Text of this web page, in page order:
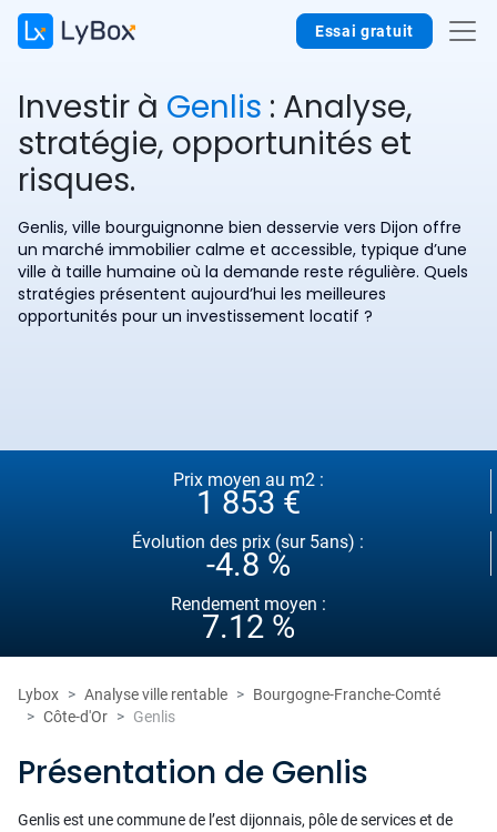
Essai gratuit
Investir à Genlis : Analyse,
stratégie, opportunités et
risques.
Genlis, ville bourguignonne bien desservie vers Dijon offre
un marché immobilier calme et accessible, typique d’une
ville à taille humaine où la demande reste régulière. Quels
stratégies présentent aujourd’hui les meilleures
opportunités pour un investissement locatif ?
Prix moyen au m2 :
1 853 €
Évolution des prix (sur 5ans) :
-4.8 %
Rendement moyen :
7.12 %
Lybox Analyse ville rentable
Bourgogne-Franche-Comté
Côte-d'Or
Genlis
Présentation de Genlis
Genlis est une commune de l’est dijonnais, pôle de services et de